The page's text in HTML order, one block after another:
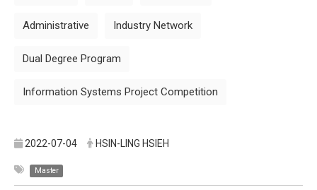
Administrative Industry Network
Dual Degree Program
Information Systems Project Competition
2022-07-04 HSIN-LING HSIEH
Master